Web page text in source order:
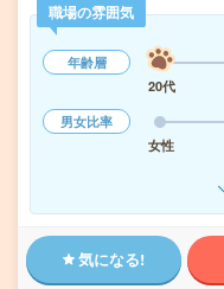
職場の雰囲気
年齢層
20代
男女比率
女性
気になる!